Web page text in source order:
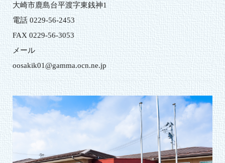
大崎市鹿島台平渡字東銭神1
電話 0229-56-2453
FAX 0229-56-3053
メール
oosakik01@gamma.ocn.ne.jp